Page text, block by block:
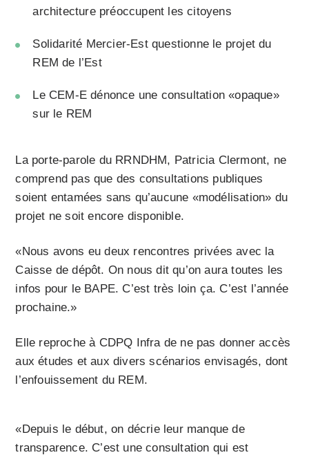
architecture préoccupent les citoyens
Solidarité Mercier-Est questionne le projet du
REM de l’Est
Le CEM-E dénonce une consultation «opaque»
sur le REM
La porte-parole du RRNDHM, Patricia Clermont, ne
comprend pas que des consultations publiques
soient entamées sans qu’aucune «modélisation» du
projet ne soit encore disponible.
«Nous avons eu deux rencontres privées avec la
Caisse de dépôt. On nous dit qu’on aura toutes les
infos pour le BAPE. C’est très loin ça. C’est l’année
prochaine.»
Elle reproche à CDPQ Infra de ne pas donner accès
aux études et aux divers scénarios envisagés, dont
l’enfouissement du REM.
«Depuis le début, on décrie leur manque de
transparence. C’est une consultation qui est